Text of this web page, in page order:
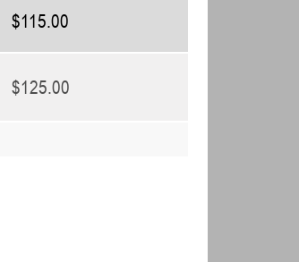
$115.00
$125.00